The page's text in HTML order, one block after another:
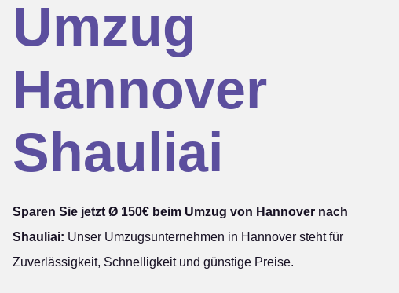
Umzug
Hannover
Shauliai
Sparen Sie jetzt Ø 150€ beim Umzug von Hannover nach
Shauliai: Unser Umzugsunternehmen in Hannover steht für
Zuverlässigkeit, Schnelligkeit und günstige Preise.